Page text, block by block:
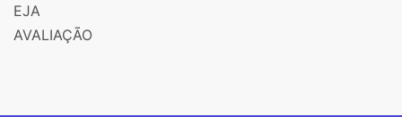
EJA
AVALIAÇÃO